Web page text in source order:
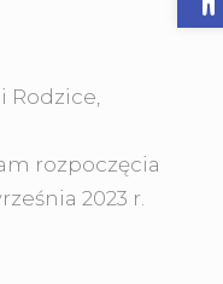
Rodzice,
rozpoczęcia
2023 r.